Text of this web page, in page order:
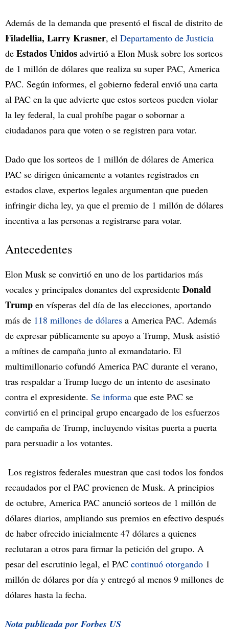
Además de la demanda que presentó el fiscal de distrito de
Filadelfia, Larry Krasner, el Departamento de Justicia
de Estados Unidos advirtió a Elon Musk sobre los sorteos
de 1 millón de dólares que realiza su super PAC, America
PAC. Según informes, el gobierno federal envió una carta
al PAC en la que advierte que estos sorteos pueden violar
la ley federal, la cual prohíbe pagar o sobornar a
ciudadanos para que voten o se registren para votar.
Dado que los sorteos de 1 millón de dólares de America
PAC se dirigen únicamente a votantes registrados en
estados clave, expertos legales argumentan que pueden
infringir dicha ley, ya que el premio de 1 millón de dólares
incentiva a las personas a registrarse para votar.
Antecedentes
Elon Musk se convirtió en uno de los partidarios más
vocales y principales donantes del expresidente Donald
Trump en vísperas del día de las elecciones, aportando
más de 118 millones de dólares a America PAC. Además
de expresar públicamente su apoyo a Trump, Musk asistió
a mítines de campaña junto al exmandatario. El
multimillonario cofundó America PAC durante el verano,
tras respaldar a Trump luego de un intento de asesinato
contra el expresidente. Se informa que este PAC se
convirtió en el principal grupo encargado de los esfuerzos
de campaña de Trump, incluyendo visitas puerta a puerta
para persuadir a los votantes.
Los registros federales muestran que casi todos los fondos
recaudados por el PAC provienen de Musk. A principios
de octubre, America PAC anunció sorteos de 1 millón de
dólares diarios, ampliando sus premios en efectivo después
de haber ofrecido inicialmente 47 dólares a quienes
reclutaran a otros para firmar la petición del grupo. A
pesar del escrutinio legal, el PAC continuó otorgando 1
millón de dólares por día y entregó al menos 9 millones de
dólares hasta la fecha.
Nota publicada por Forbes US